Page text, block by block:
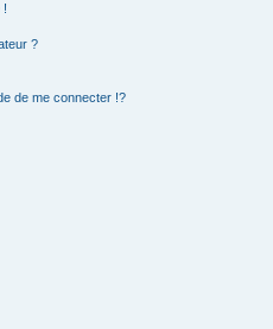
!
?
de me connecter !?